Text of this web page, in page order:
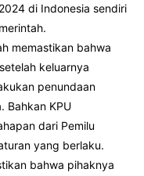
di Indonesia sendiri
memastikan bahwa
keluarnya
penundaan
Bahkan KPU
dari Pemilu
yang berlaku.
bahwa pihaknya